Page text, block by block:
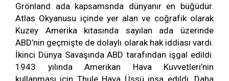
Grönland ada kapsamsnda dünyanır en büğüdür.
Atlas Okyanusu içinde yer alan ve coğrafik olarak
Kuzey Amerika kıtasında sayılan ada üzerinde
ABD’nin geçmişte de dolaylı olarak hak iddiası vardı.
İkinci Dünya Savaşında ABD tarafından işgal edildi.
1943 yılında Amerikan Hava Kuvvetleri’nin
kullanması için Thule Hava Üssü inşa edildi. Daha